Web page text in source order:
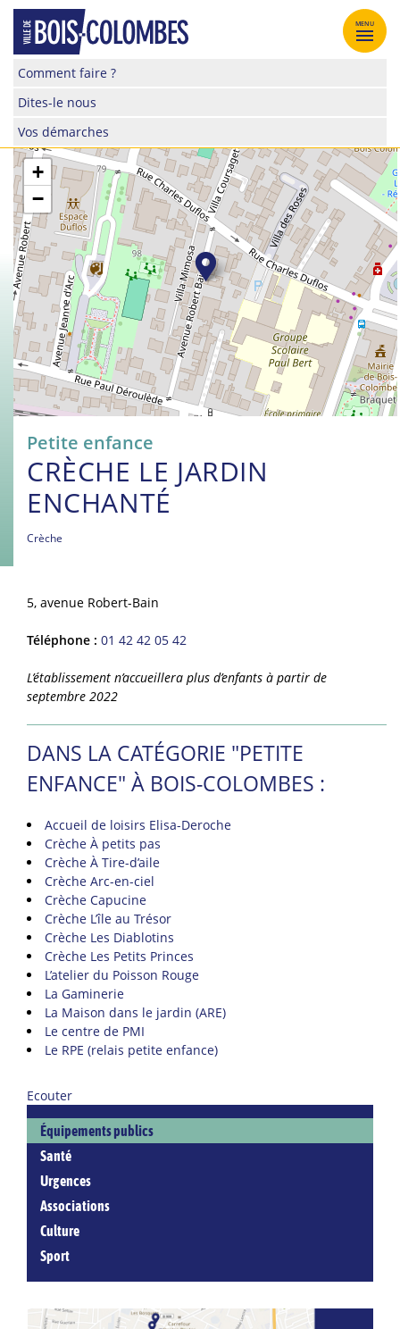
Skip
content
Site
de
la
de
Bois-
Colombes
Comment faire ?
Dites-le nous
Vos démarches
MENU
+
−
Petite enfance
CRÈCHE LE JARDIN
ENCHANTÉ
Crèche
5, avenue Robert-Bain
Téléphone : 01 42 42 05 42
L’établissement n’accueillera plus d’enfants à partir de
septembre 2022
DANS LA CATÉGORIE "PETITE
ENFANCE" À BOIS-COLOMBES :
Accueil de loisirs Elisa-Deroche
Crèche À petits pas
Crèche À Tire-d’aile
Crèche Arc-en-ciel
Crèche Capucine
Crèche L’île au Trésor
Crèche Les Diablotins
Crèche Les Petits Princes
L’atelier du Poisson Rouge
La Gaminerie
La Maison dans le jardin (ARE)
Le centre de PMI
Le RPE (relais petite enfance)
Ecouter
Équipements publics
Santé
Urgences
Associations
Culture
Sport